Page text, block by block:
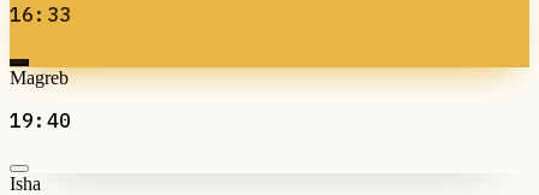
16:33
Magreb
19:40
Isha